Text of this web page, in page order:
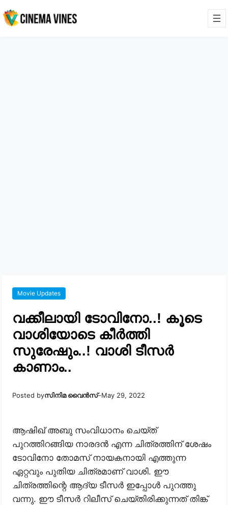
Movie Updates
വക്കീലായി ടോവിനോ..! കൂടെ
വാശിയോടെ കീർത്തി
സുരേഷും..! വാശി ടീസർ
കാണാം..
Posted byസിനിമ വൈൻസ്–May 29, 2022
ആഷിഖ് അബു സംവിധാനം ചെയ്ത്
പുറത്തിറങ്ങിയ നാരദൻ എന്ന ചിത്രത്തിന് ശേഷം
ടോവിനോ തോമസ് നായകനായി എത്തുന്ന
ഏറ്റവും പുതിയ ചിത്രമാണ് വാശി. ഈ
ചിത്രത്തിന്റെ ആദ്യ ടീസർ ഇപ്പോൾ പുറത്തു
വന്നു. ഈ ടീസര്‍ റിലീസ് ചെയ്തിരിക്കുന്നത് തിങ്ക്